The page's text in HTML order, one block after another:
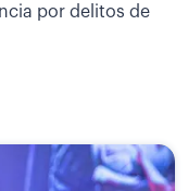
por delitos de